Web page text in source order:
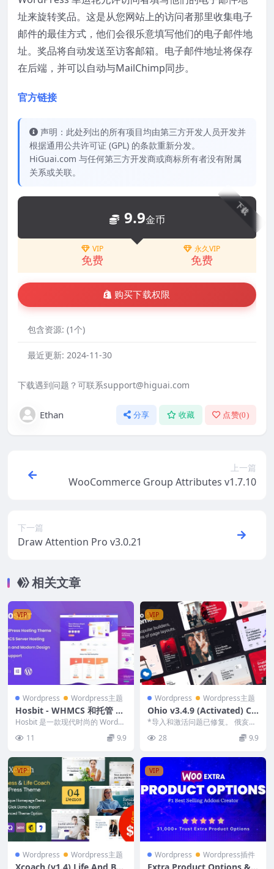
址来旋转奖品。这是从您网站上的访问者那里收集电子
邮件的最佳方式，他们会很乐意填写他们的电子邮件地
址。奖品将自动发送至访客邮箱。电子邮件地址将保存
在后端，并可以自动与MailChimp同步。
官方链接
声明：此处列出的所有项目均由第三方开发人员开发并
根据通用公共许可证 (GPL) 的条款重新分发。
HiGuai.com 与任何第三方开发商或商标所有者没有附属
关系或关联。
下载
9.9金币
VIP
免费
永久VIP
免费
购买下载权限
包含资源: (1个)
最近更新: 2024-11-30
下载遇到问题？可联系support@higuai.com
Ethan 分享 收藏 点赞(0)
上一篇
WooCommerce Group Attributes v1.7.10
下一篇
Draw Attention Pro v3.0.21
相关文章
VIP
Wordpress Wordpress主题
Hosbit - WHMCS 和托管 W
ordPress 主题 1.0
Hosbit 是一款现代时尚的 WordPr
ess 主题，专为网络托管公司和
W... 11 9.9
VIP
Wordpress Wordpress主题
Ohio v3.4.9 (Activated) Cr
eative Portfolio & Agency
WordPress Theme
*导入和激活问题已修复。 俄亥俄
创意作品集与代理 WordPress 主
题 经过...
28 9.9
VIP
Wordpress Wordpress主题
Xcoach (v1.4) Life And Bus
VIP
Wordpress Wordpress插件
Extra Product Options &